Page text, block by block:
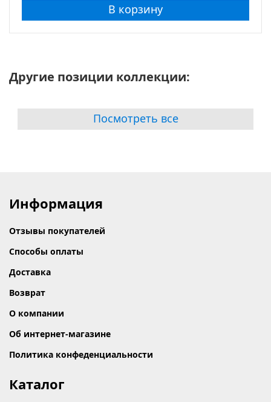
В корзину
Другие позиции коллекции:
Посмотреть все
Информация
Отзывы покупателей
Способы оплаты
Доставка
Возврат
О компании
Об интернет-магазине
Политика конфеденциальности
Каталог